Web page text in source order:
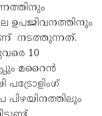
ഉപജിവനത്തിനും
നടത്തുന്നത്.
10
മറൈൻ
പിഴയിനത്തിലും